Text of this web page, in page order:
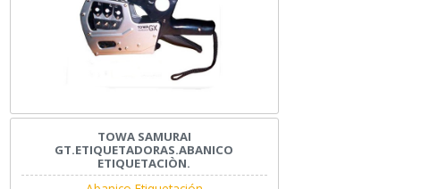
TOWA SAMURAI
GT.ETIQUETADORAS.ABANICO
ETIQUETACIÒN.